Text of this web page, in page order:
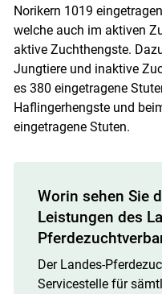
Norikern 1019
welche auch im aktiven
aktive Zuchthengste.
Jungtiere und inaktive
es 380 eingetragene
Haflingerhengste und
eingetragene Stuten.
Worin sehen Sie
Leistungen des
Der Landes-
Servicestelle für